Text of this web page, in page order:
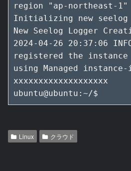
region "ap-northeast-1"
Initializing new seelog
New Seelog Logger
2024-04-26 20:37:06
registered the instance
using Managed
xxxxxxxxxxxxxxxxxxx
ubuntu@ubuntu:~/$
Linux クラウド